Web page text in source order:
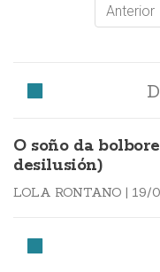
Anterior
O soño da
desilusión)
LOLA RONTANO | 19/